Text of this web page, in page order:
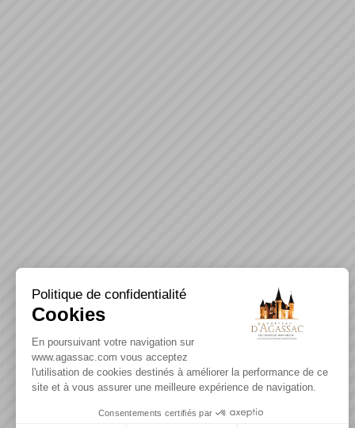
Politique de confidentialité
Cookies
En poursuivant votre navigation sur
www.agassac.com vous acceptez
l'utilisation de cookies destinés à améliorer la performance de ce
site et à vous assurer une meilleure expérience de navigation.
Consentements certifiés par